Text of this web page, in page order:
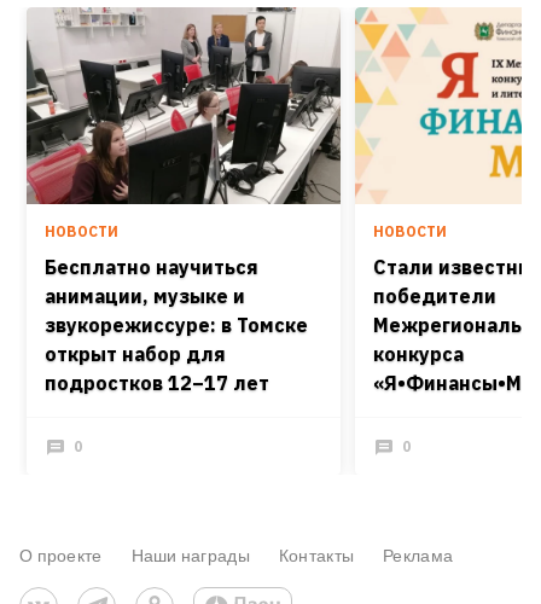
НОВОСТИ
Бесплатно научиться
анимации, музыке и
звукорежиссуре: в Томске
открыт набор для
подростков 12–17 лет
0
НОВОСТИ
Стали известны
победители
конкурса
0
О проекте Наши награды Контакты Реклама